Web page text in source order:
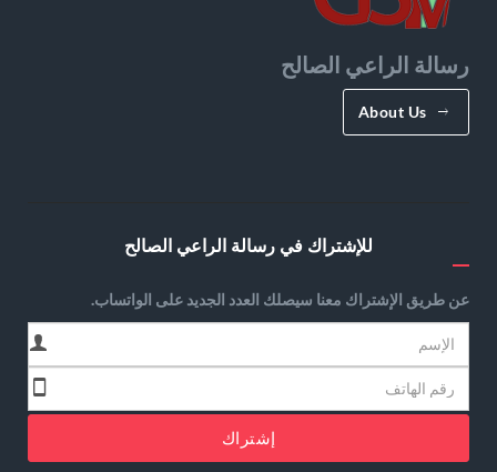
رسالة الراعي الصالح
About Us
للإشتراك في رسالة الراعي الصالح
عن طريق الإشتراك معنا سيصلك العدد الجديد على الواتساب.
إشتراك